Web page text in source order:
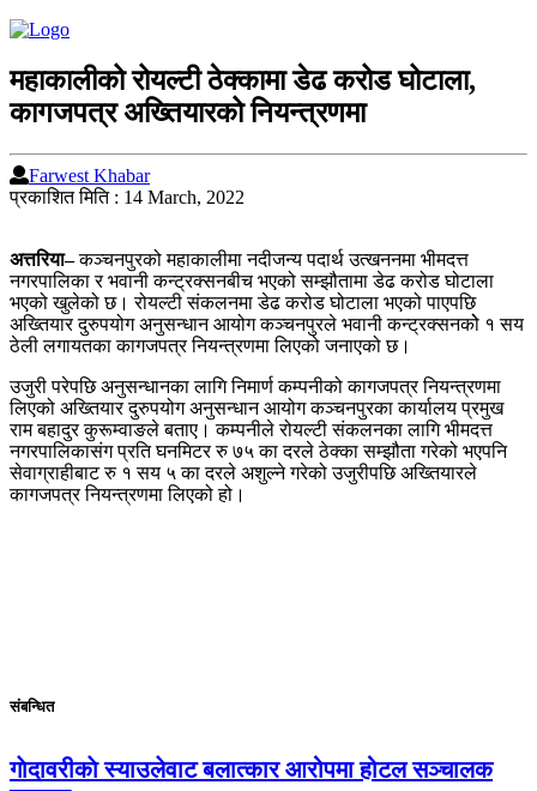
महाकालीको रोयल्टी ठेक्कामा डेढ करोड घोटाला,
कागजपत्र अख्तियारको नियन्त्रणमा
Farwest Khabar
प्रकाशित मिति : 14 March, 2022
अत्तरिया–कञ्चनपुरको महाकालीमा नदीजन्य पदार्थ उत्खननमा भीमदत्त
नगरपालिका र भवानी कन्ट्रक्सनबीच भएको सम्झौतामा डेढ करोड घोटाला
भएको खुलेको छ। रोयल्टी संकलनमा डेढ करोड घोटाला भएको पाएपछि
अख्तियार दुरुपयोग अनुसन्धान आयोग कञ्चनपुरले भवानी कन्ट्रक्सनकोे १ सय
ठेली लगायतका कागजपत्र नियन्त्रणमा लिएको जनाएको छ।
उजुरी परेपछि अनुसन्धानका लागि निमार्ण कम्पनीको कागजपत्र नियन्त्रणमा
लिएको अख्तियार दुरुपयोग अनुसन्धान आयोग कञ्चनपुरका कार्यालय प्रमुख
राम बहादुर कुरूम्वाङले बताए। कम्पनीले रोयल्टी संकलनका लागि भीमदत्त
नगरपालिकासंग प्रति घनमिटर रु ७५ का दरले ठेक्का सम्झौता गरेको भएपनि
सेवाग्राहीबाट रु १ सय ५ का दरले अशुल्ने गरेको उजुरीपछि अख्तियारले
कागजपत्र नियन्त्रणमा लिएको हो।
संबन्धित
गाेदावरीकाे स्याउलेवाट बलात्कार आरोपमा होटल सञ्चालक